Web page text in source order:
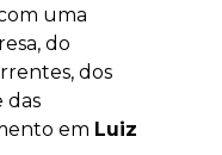
uma
do
dos
das
em Luiz